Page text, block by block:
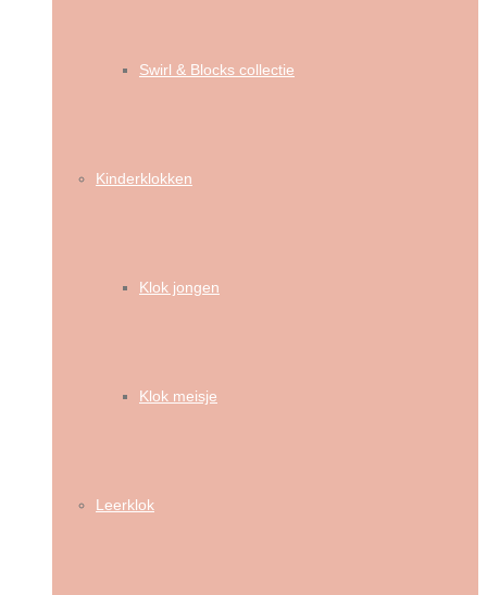
Swirl & Blocks collectie
Kinderklokken
Klok jongen
Klok meisje
Leerklok